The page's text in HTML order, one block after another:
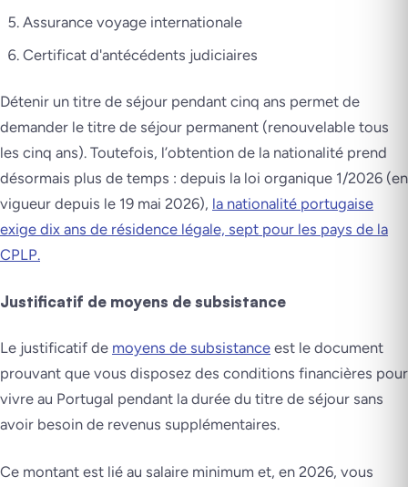
Assurance voyage internationale
Certificat d'antécédents judiciaires
Détenir un titre de séjour pendant cinq ans permet de
demander le titre de séjour permanent (renouvelable tous
les cinq ans). Toutefois, l’obtention de la nationalité prend
désormais plus de temps : depuis la loi organique 1/2026 (en
vigueur depuis le 19 mai 2026), la nationalité portugaise
exige dix ans de résidence légale, sept pour les pays de la
CPLP.
Justificatif de moyens de subsistance
Le justificatif de moyens de subsistance est le document
prouvant que vous disposez des conditions financières pour
vivre au Portugal pendant la durée du titre de séjour sans
avoir besoin de revenus supplémentaires.
Ce montant est lié au salaire minimum et, en 2026, vous